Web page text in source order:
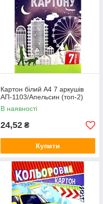
Картон білий А4 7 аркушів
АП-1103/Апельсин (топ-2)
В наявності
24,52 ₴
Купити